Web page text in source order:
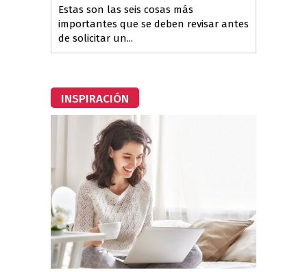
Estas son las seis cosas más
importantes que se deben revisar antes
de solicitar un...
INSPIRACIÓN